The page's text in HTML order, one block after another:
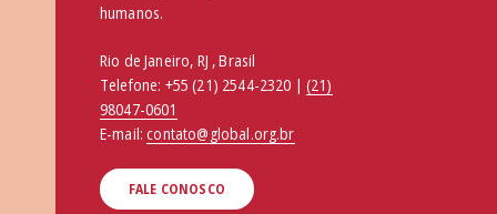
humanos.
Rio de Janeiro, RJ , Brasil
Telefone: +55 (21) 2544-2320 | (21)
98047-0601
E-mail:contato@global.org.br
FALE CONOSCO